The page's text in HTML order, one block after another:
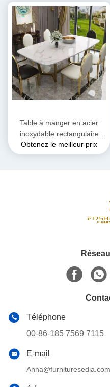
Table à manger en acier
inoxydable rectangulaire
carré en marbre OEM ODM
Obtenez le meilleur prix
Téléphone
00-86-185 7569 7115
E-mail
Anna@furnituresedia.com